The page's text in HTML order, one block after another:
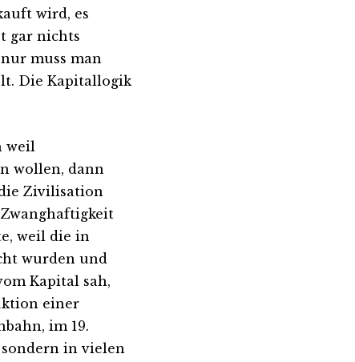
wird, es
gar nichts
muss man
Die Kapitallogik
weil
wollen, dann
Zivilisation
weil die in
wurden und
Kapital sah,
einer
im 19.
in vielen